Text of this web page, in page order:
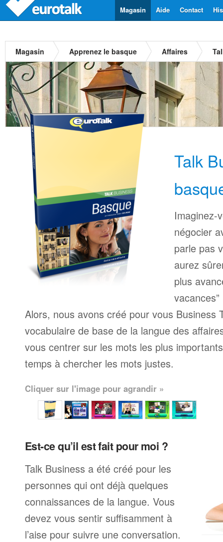
Contact
Aide
Magasin
Magasin Apprenez le basque Affaires
Talk
Imaginez-
négocier
parle pas
aurez
plus
Alors, nous avons créé pour vous Business
vocabulaire de base de la langue des
vous centrer sur les mots les plus
temps à chercher les mots justes.
Cliquer sur l'image pour agrandir »
Est-ce qu’il est fait pour moi ?
Talk Business a été créé pour les
personnes qui ont déjà quelques
connaissances de la langue. Vous
devez vous sentir suffisamment à
l’aise pour suivre une conversation.